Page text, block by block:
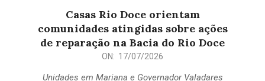
Casas Rio Doce orientam
comunidades atingidas sobre ações
de reparação na Bacia do Rio Doce
ON: 17/07/2026
Unidades em Mariana e Governador Valadares